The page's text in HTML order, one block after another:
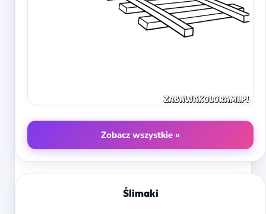
Zobacz wszystkie »
Ślimaki